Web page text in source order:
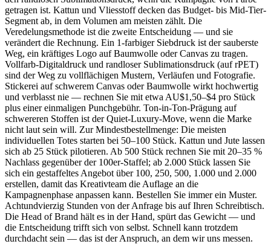
getragen ist. Kattun und Vliesstoff decken das Budget- bis Mid-Tier-
Segment ab, in dem Volumen am meisten zählt. Die
Veredelungsmethode ist die zweite Entscheidung — und sie
verändert die Rechnung. Ein 1-farbiger Siebdruck ist der sauberste
Weg, ein kräftiges Logo auf Baumwolle oder Canvas zu tragen.
Vollfarb-Digitaldruck und randloser Sublimationsdruck (auf rPET)
sind der Weg zu vollflächigen Mustern, Verläufen und Fotografie.
Stickerei auf schwerem Canvas oder Baumwolle wirkt hochwertig
und verblasst nie — rechnen Sie mit etwa AU$1,50–$4 pro Stück
plus einer einmaligen Punchgebühr. Ton-in-Ton-Prägung auf
schwereren Stoffen ist der Quiet-Luxury-Move, wenn die Marke
nicht laut sein will. Zur Mindestbestellmenge: Die meisten
individuellen Totes starten bei 50–100 Stück. Kattun und Jute lassen
sich ab 25 Stück pilotieren. Ab 500 Stück rechnen Sie mit 20–35 %
Nachlass gegenüber der 100er-Staffel; ab 2.000 Stück lassen Sie
sich ein gestaffeltes Angebot über 100, 250, 500, 1.000 und 2.000
erstellen, damit das Kreativteam die Auflage an die
Kampagnenphase anpassen kann. Bestellen Sie immer ein Muster.
Achtundvierzig Stunden von der Anfrage bis auf Ihren Schreibtisch.
Die Head of Brand hält es in der Hand, spürt das Gewicht — und
die Entscheidung trifft sich von selbst. Schnell kann trotzdem
durchdacht sein — das ist der Anspruch, an dem wir uns messen.